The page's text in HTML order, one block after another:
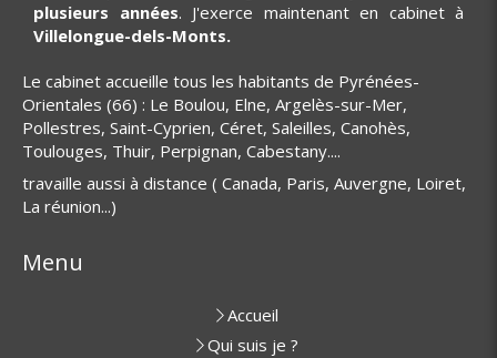
plusieurs années. J'exerce maintenant en cabinet à
Villelongue-dels-Monts.
Le cabinet accueille tous les habitants de Pyrénées-
Orientales (66) : Le Boulou, Elne, Argelès-sur-Mer,
Pollestres, Saint-Cyprien, Céret, Saleilles, Canohès,
Toulouges, Thuir, Perpignan, Cabestany....
travaille aussi à distance ( Canada, Paris, Auvergne, Loiret,
La réunion...)
Menu
Accueil
Qui suis je ?